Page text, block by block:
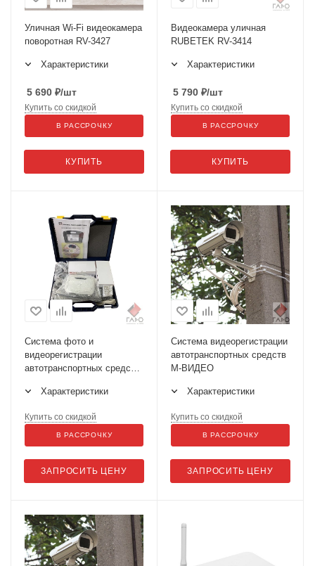
Уличная Wi-Fi видеокамера
поворотная RV-3427
Характеристики
5 690 ₽/шт
КУПИТЬ
Купить со скидкой
В РАССРОЧКУ
Видеокамера уличная
RUBETEK RV-3414
Характеристики
5 790 ₽/шт
КУПИТЬ
Купить со скидкой
В РАССРОЧКУ
Система фото и
видеорегистрации
автотранспортных средств
камеры)
Характеристики
ЗАПРОСИТЬ ЦЕНУ
Купить со скидкой
В РАССРОЧКУ
Система видеорегистрации
автотранспортных средств
М-ВИДЕО
Характеристики
ЗАПРОСИТЬ ЦЕНУ
Купить со скидкой
В РАССРОЧКУ